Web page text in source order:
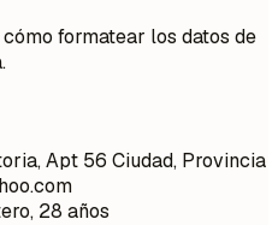
formatear los datos de
Apt 56 Ciudad, Provincia
28 años